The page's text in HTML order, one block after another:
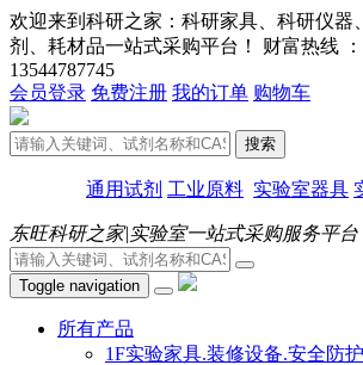
欢迎来到科研之家：科研家具、科研仪器
剂、耗材品一站式采购平台！ 财富热线
13544787745
会员登录 免费注册 我的订单 购物车
搜索
通用试剂 工业原料 实验室器具
东旺科研之家|实验室一站式采购服务平台
Toggle navigation
所有产品
1F实验家具.装修设备.安全防护